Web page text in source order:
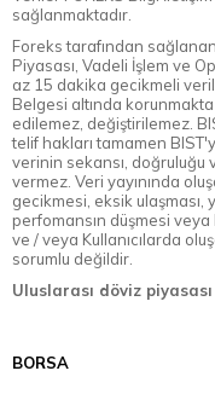
sağlanmaktadır.
Foreks tarafından
Piyasası, Vadeli İşlem ve
az 15 dakika gecikmeli
Belgesi altında
edilemez, değiştirilemez.
telif hakları tamamen
verinin sekansı, doğruluğu
vermez. Veri yayınında
gecikmesi, eksik ulaşması,
perfomansın düşmesi veya
ve / veya Kullanıcılarda
sorumlu değildir.
Uluslarası döviz
BORSA